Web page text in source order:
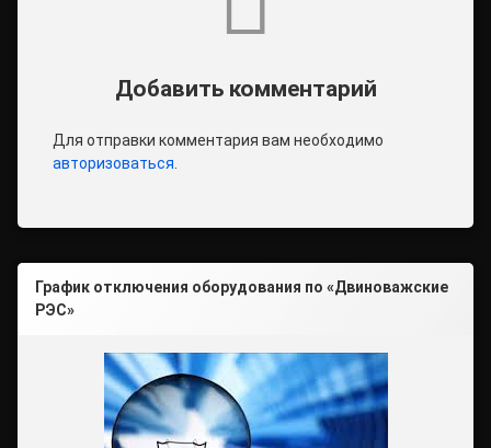
Добавить комментарий
Для отправки комментария вам необходимо
авторизоваться
График отключения оборудования по «Двиноважские
РЭС»